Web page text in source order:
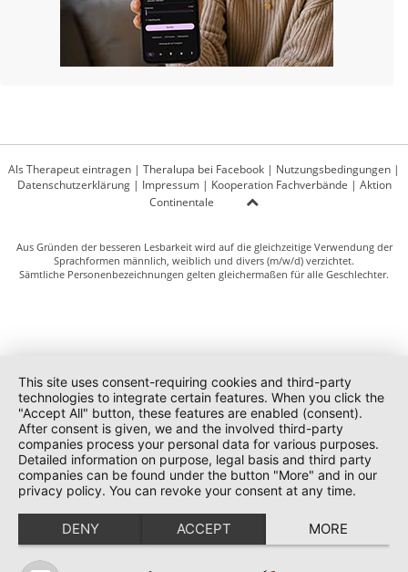
Als Therapeut eintragen | Theralupa bei Facebook | Nutzungsbedingungen |
Datenschutzerklärung| Impressum| Kooperation Fachverbände | Aktion
Continentale
Aus Gründen der besseren Lesbarkeit wird auf die gleichzeitige Verwendung der
Sprachformen männlich, weiblich und divers (m/w/d) verzichtet.
Sämtliche Personenbezeichnungen gelten gleichermaßen für alle Geschlechter.
This site uses consent-requiring cookies and third-party
technologies to integrate certain features. When you click the
"Accept All" button, these features are enabled (consent).
After consent is given, we and the involved third-party
companies process your personal data for various purposes.
Detailed information on purpose, legal basis and third party
companies can be found under the button "More" and in our
privacy policy. You can revoke your consent at any time.
DENY ACCEPT MORE